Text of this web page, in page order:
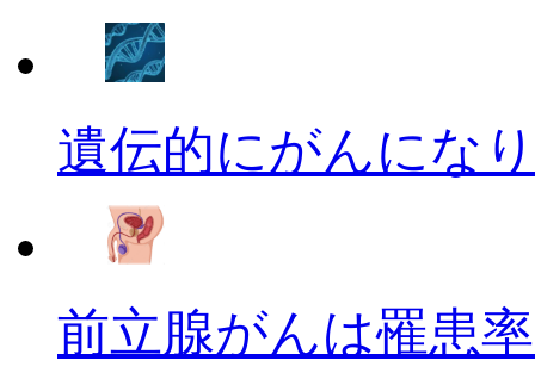
遺伝的にがんにな
前立腺がんは罹患